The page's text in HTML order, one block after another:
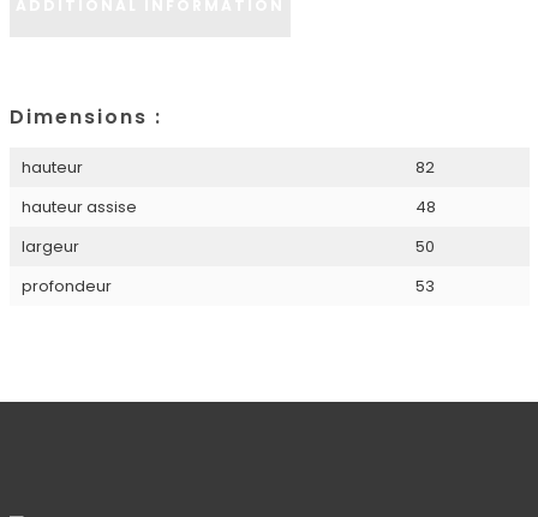
Dimensions :
hauteur
82
hauteur assise
48
largeur
50
profondeur
53